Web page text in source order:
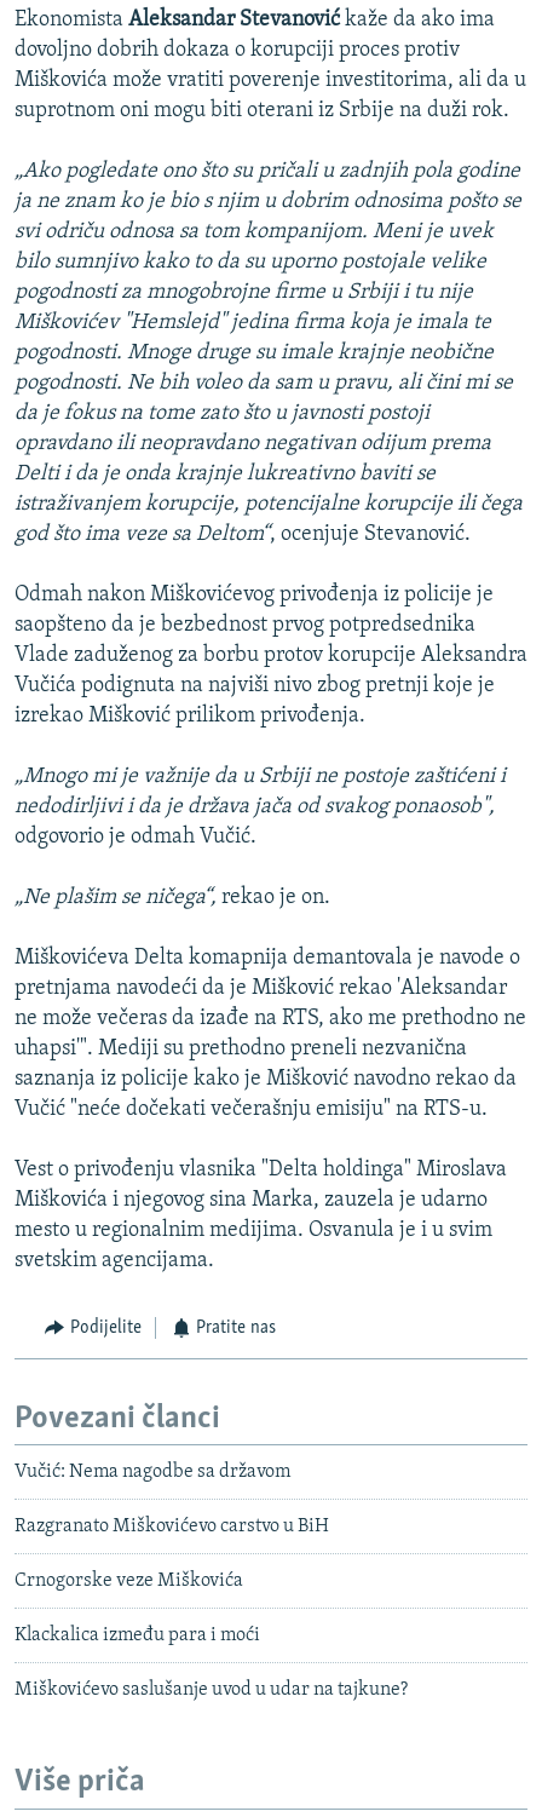
Ekonomista Aleksandar Stevanovićkaže da ako ima
dovoljno dobrih dokaza o korupciji proces protiv
Miškovića može vratiti poverenje investitorima, ali da u
suprotnom oni mogu biti oterani iz Srbije na duži rok.
„Ako pogledate ono što su pričali u zadnjih pola godine
ja ne znam ko je bio s njim u dobrim odnosima pošto se
svi odriču odnosa sa tom kompanijom. Meni je uvek
bilo sumnjivo kako to da su uporno postojale velike
pogodnosti za mnogobrojne firme u Srbiji i tu nije
Miškovićev "Hemslejd" jedina firma koja je imala te
pogodnosti. Mnoge druge su imale krajnje neobične
pogodnosti. Ne bih voleo da sam u pravu, ali čini mi se
da je fokus na tome zato što u javnosti postoji
opravdano ili neopravdano negativan odijum prema
Delti i da je onda krajnje lukreativno baviti se
istraživanjem korupcije, potencijalne korupcije ili čega
god što ima veze sa Deltom“, ocenjuje Stevanović.
Odmah nakon Miškovićevog privođenja iz policije je
saopšteno da je bezbednost prvog potpredsednika
Vlade zaduženog za borbu protov korupcije Aleksandra
Vučića podignuta na najviši nivo zbog pretnji koje je
izrekao Mišković prilikom privođenja.
„Mnogo mi je važnije da u Srbiji ne postoje zaštićeni i
nedodirljivi i da je država jača od svakog ponaosob",
odgovorio je odmah Vučić.
„Ne plašim se ničega“, rekao je on.
Miškovićeva Delta komapnija demantovala je navode o
pretnjama navodeći da je Mišković rekao 'Aleksandar
ne može večeras da izađe na RTS, ako me prethodno ne
uhapsi'". Mediji su prethodno preneli nezvanična
saznanja iz policije kako je Mišković navodno rekao da
Vučić "neće dočekati večerašnju emisiju" na RTS-u.
Vest o privođenju vlasnika "Delta holdinga" Miroslava
Miškovića i njegovog sina Marka, zauzela je udarno
mesto u regionalnim medijima. Osvanula je i u svim
svetskim agencijama.
Podijelite Pratite nas
Povezani članci
Vučić: Nema nagodbe sa državom
Razgranato Miškovićevo carstvo u BiH
Crnogorske veze Miškovića
Klackalica između para i moći
Miškovićevo saslušanje uvod u udar na tajkune?
Više priča